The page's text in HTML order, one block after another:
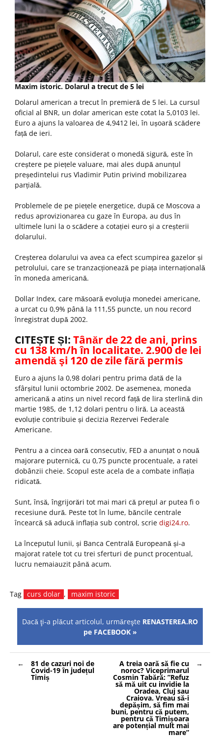
Maxim istoric. Dolarul a trecut de 5 lei
Dolarul american a trecut în premieră de 5 lei. La cursul
oficial al BNR, un dolar american este cotat la 5,0103 lei.
Euro a ajuns la valoarea de 4,9412 lei, în ușoară scădere
față de ieri.
Dolarul, care este considerat o monedă sigură, este în
creștere pe piețele valuare, mai ales după anunțul
președintelui rus Vladimir Putin privind mobilizarea
parțială.
Problemele de pe piețele energetice, după ce Moscova a
redus aprovizionarea cu gaze în Europa, au dus în
ultimele luni la o scădere a cotației euro și a creșterii
dolarului.
Creșterea dolarului va avea ca efect scumpirea gazelor și
petrolului, care se tranzacționează pe piața internațională
în moneda americană.
Dollar Index, care măsoară evoluţia monedei americane,
a urcat cu 0,9% până la 111,55 puncte, un nou record
înregistrat după 2002.
CITEȘTE ȘI: Tânăr de 22 de ani, prins
cu 138 km/h în localitate. 2.900 de lei
amendă şi 120 de zile fără permis
Euro a ajuns la 0,98 dolari pentru prima dată de la
sfârșitul lunii octombrie 2002. De asemenea, moneda
americană a atins un nivel record față de lira sterlină din
martie 1985, de 1,12 dolari pentru o liră. La această
evoluție contribuie și decizia Rezervei Federale
Americane.
Pentru a a cincea oară consecutiv, FED a anunțat o nouă
majorare puternică, cu 0,75 puncte procentuale, a ratei
dobânzii cheie. Scopul este acela de a combate inflația
ridicată.
Sunt, însă, îngrijorări tot mai mari că prețul ar putea fi o
recesiune dură. Peste tot în lume, băncile centrale
încearcă să aducă inflația sub control, scrie digi24.ro.
La începutul lunii, și Banca Centrală Europeană și-a
majorat ratele tot cu trei sferturi de punct procentual,
lucru nemaiauzit până acum.
Tag curs dolar , maxim istoric
Dacă ţi-a plăcut articolul, urmăreşte RENASTEREA.RO
pe FACEBOOK »
Navigare
în
articole
81 de cazuri noi de
Covid-19 în județul
Timiș
A treia oară să fie cu
noroc? Viceprimarul
Cosmin Tabără: ”Refuz
să mă uit cu invidie la
Oradea, Cluj sau
Craiova. Vreau să-i
depășim, să fim mai
buni, pentru că putem,
pentru că Timișoara
are potențial mult mai
mare”